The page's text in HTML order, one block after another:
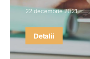
22 decembrie 2021
Detalii